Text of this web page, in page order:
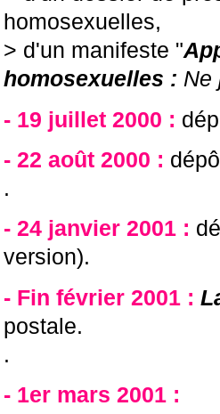
homosexuelles,
> d'un manifeste "
homosexuelles : Ne
- 19 juillet 2000 :
- 22 août 2000 :
.
- 24 janvier 2001 :
version).
- Fin février 2001 :
postale.
.
- 1er mars 2001 :